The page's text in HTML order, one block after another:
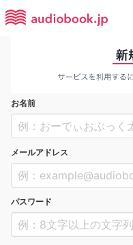
お名前
メールアドレス
パスワード